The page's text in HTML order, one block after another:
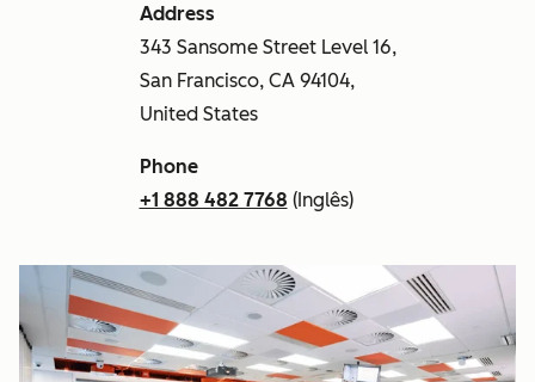
Address
343 Sansome Street Level 16,
San Francisco, CA 94104,
United States
Phone
+1 888 482 7768 (Inglês)